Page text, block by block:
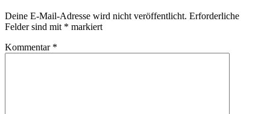
Deine E-Mail-Adresse wird nicht veröffentlicht. Erforderliche
Felder sind mit * markiert
Kommentar *